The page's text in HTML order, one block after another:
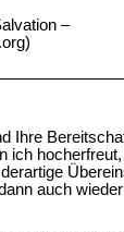
–
Ihre
ich
auch